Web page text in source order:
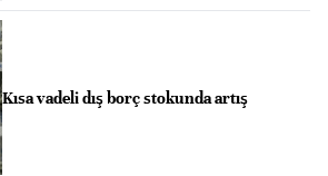
Kısa vadeli dış borç stokunda artış